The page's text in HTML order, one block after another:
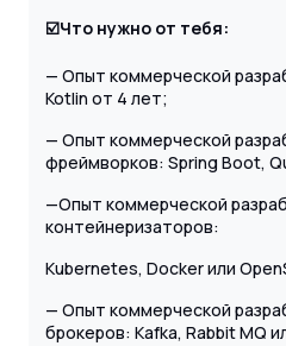
☑️Что нужно от тебя:
— Опыт коммерческой
Kotlin от 4 лет;
— Опыт коммерческой
фреймворков: Spring Boot,
—Опыт коммерческой
контейнеризаторов:
Kubernetes, Docker или
— Опыт коммерческой
брокеров: Kafka, Rabbit MQ